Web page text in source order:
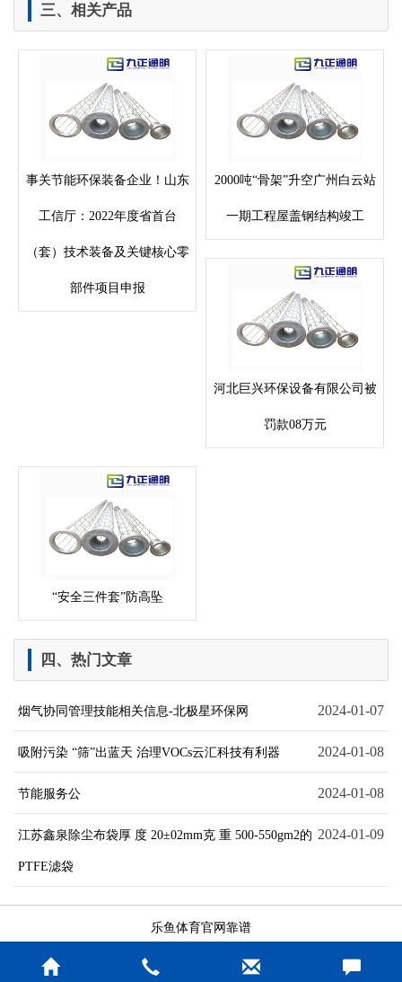
三、相关产品
事关节能环保装备企业！山东
工信厅：2022年度省首台
（套）技术装备及关键核心零
部件项目申报
2000吨“骨架”升空广州白云站
一期工程屋盖钢结构竣工
河北巨兴环保设备有限公司被
罚款08万元
“安全三件套”防高坠
四、热门文章
2024-01-07
烟气协同管理技能相关信息-北极星环保网
2024-01-08
吸附污染 “筛”出蓝天 治理VOCs云汇科技有利器
2024-01-08
节能服务公
2024-01-09
江苏鑫泉除尘布袋厚 度 20±02mm克 重 500-550gm2的
PTFE滤袋
乐鱼体育官网靠谱